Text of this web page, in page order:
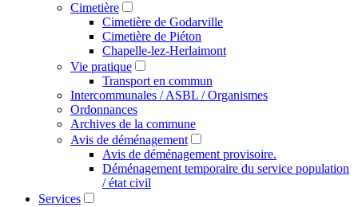
Cimetière
Cimetière de Godarville
Cimetière de Piéton
Chapelle-lez-Herlaimont
Vie pratique
Transport en commun
Intercommunales / ASBL / Organismes
Ordonnances
Archives de la commune
Avis de déménagement
Avis de déménagement provisoire.
Déménagement temporaire du service population
/ état civil
Services